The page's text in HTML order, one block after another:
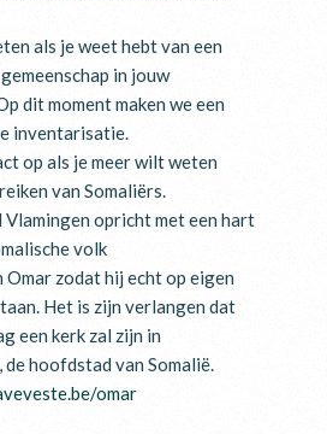
als je weet hebt van een
in jouw
dit moment maken we een
inventarisatie.
op als je meer wilt weten
van Somaliërs.
Vlamingen opricht met een hart
volk
Omar zodat hij echt op eigen
Het is zijn verlangen dat
een kerk zal zijn in
hoofdstad van Somalië.
omar